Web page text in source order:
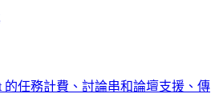
的任務計費、討論串和論壇支援、傳